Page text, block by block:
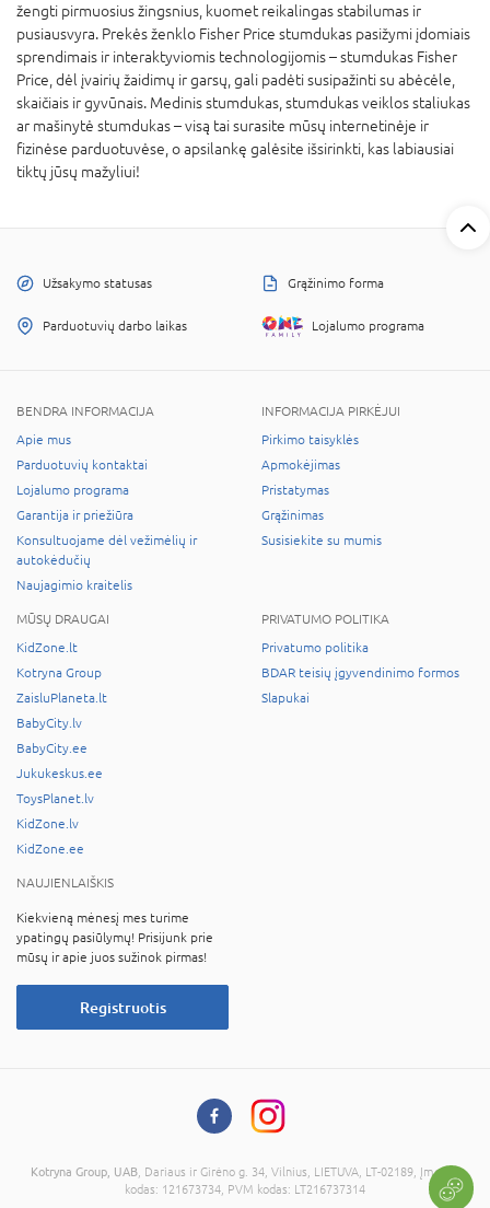
žengti pirmuosius žingsnius, kuomet reikalingas stabilumas ir
pusiausvyra. Prekės ženklo Fisher Price stumdukas pasižymi įdomiais
sprendimais ir interaktyviomis technologijomis – stumdukas Fisher
Price, dėl įvairių žaidimų ir garsų, gali padėti susipažinti su abėcėle,
skaičiais ir gyvūnais. Medinis stumdukas, stumdukas veiklos staliukas
ar mašinytė stumdukas – visą tai surasite mūsų internetinėje ir
fizinėse parduotuvėse, o apsilankę galėsite išsirinkti, kas labiausiai
tiktų jūsų mažyliui!
Užsakymo statusas Grąžinimo forma
Parduotuvių darbo laikas Lojalumo programa
BENDRA INFORMACIJA
Apie mus
Parduotuvių kontaktai
Lojalumo programa
Garantija ir priežiūra
Konsultuojame dėl vežimėlių ir
autokėdučių
Naujagimio kraitelis
INFORMACIJA PIRKĖJUI
Pirkimo taisyklės
Apmokėjimas
Pristatymas
Grąžinimas
Susisiekite su mumis
MŪSŲ DRAUGAI
KidZone.lt
Kotryna Group
ZaisluPlaneta.lt
BabyCity.lv
BabyCity.ee
Jukukeskus.ee
ToysPlanet.lv
KidZone.lv
KidZone.ee
PRIVATUMO POLITIKA
Privatumo politika
BDAR teisių įgyvendinimo formos
Slapukai
NAUJIENLAIŠKIS
Kiekvieną mėnesį mes turime
ypatingų pasiūlymų! Prisijunk prie
mūsų ir apie juos sužinok pirmas!
Registruotis
Kotryna Group, UAB , Dariaus ir Girėno g. 34, Vilnius, LIETUVA, LT-02189, Įmonės
kodas: 121673734, PVM kodas: LT216737314